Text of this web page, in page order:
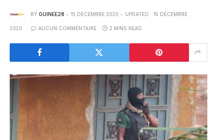
BY GUINEE28 15 DÉCEMBRE 2020 UPDATED: 15 DÉCEMBRE
2020 AUCUN COMMENTAIRE 2 MINS READ